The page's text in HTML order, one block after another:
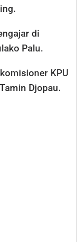
di
Palu.
KPU
Djopau.